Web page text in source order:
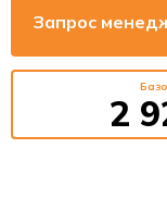
Тип аккумулятора
Запрос
2